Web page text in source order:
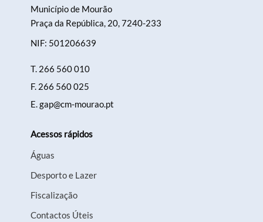
Município de Mourão
Praça da República, 20, 7240-233
NIF: 501206639
T. 266 560 010
F. 266 560 025
E.gap@cm-mourao.pt
Acessos rápidos
Águas
Desporto e Lazer
Fiscalização
Contactos Úteis